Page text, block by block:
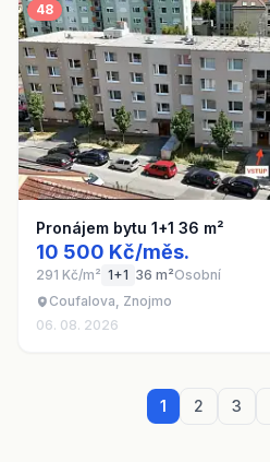
48
Pronájem bytu 1+1 36 m²
10 500 Kč/měs.
291 Kč/m² 1+1 36 m²Osobní
Coufalova, Znojmo
06. 08. 2026
1 2 3